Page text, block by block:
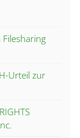
Urteil zur